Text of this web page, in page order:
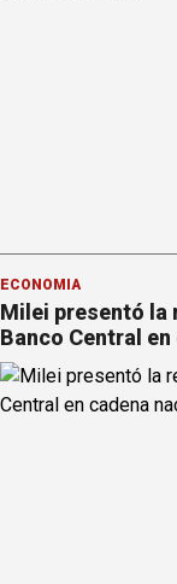
ECONOMÍA
Milei presentó la
Banco Central en